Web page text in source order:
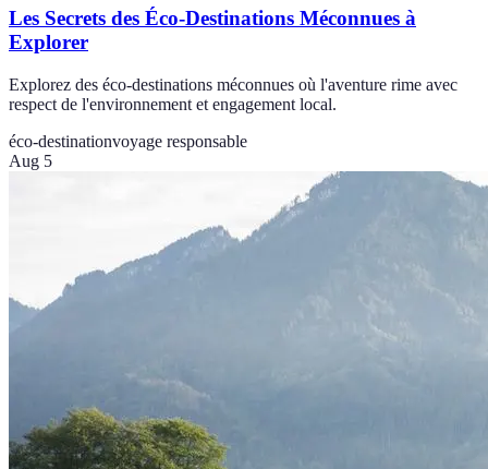
Les Secrets des Éco-Destinations Méconnues à
Explorer
Explorez des éco-destinations méconnues où l'aventure rime avec
respect de l'environnement et engagement local.
éco-destinationvoyage responsable
Aug 5